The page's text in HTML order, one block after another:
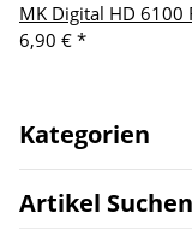
MK Digital HD 6100
6,90 € *
Kategorien
Artikel Suchen